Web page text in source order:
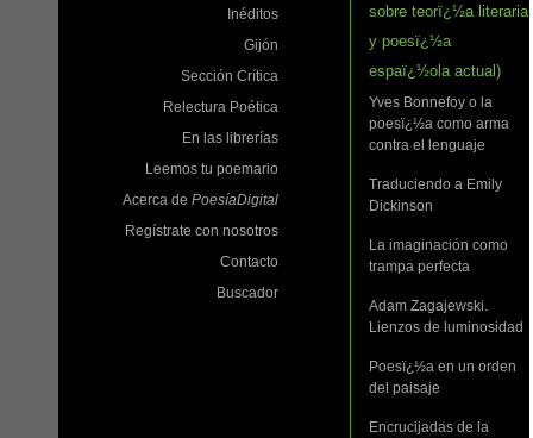
Inéditos
Gijón
Sección Crítica
Relectura Poética
En las librerías
Leemos tu poemario
Acerca de PoesíaDigital
Regístrate con nosotros
Contacto
Buscador
sobre teorï¿½a literaria
y poesï¿½a
espaï¿½ola actual)
Yves Bonnefoy o la
poesï¿½a como arma
contra el lenguaje
Traduciendo a Emily
Dickinson
La imaginación como
trampa perfecta
Adam Zagajewski.
Lienzos de luminosidad
Poesï¿½a en un orden
del paisaje
Encrucijadas de la